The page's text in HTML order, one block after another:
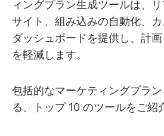
ィングプラン生成ツールは、
サイト、組み込みの自動化、
ダッシュボードを提供し、計
を軽減します。
包括的なマーケティングプラ
る、トップ 10 のツールをご紹